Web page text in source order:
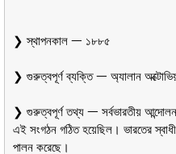
❯ স্থাপনকাল ᅳ ১৮৮৫
❯ গুরুত্বপূর্ণ ব্যক্তি ᅳ অ্যালান
❯ গুরুত্বপূর্ণ তথ্য ᅳ সর্বভারতীয়
এই সংগঠন গঠিত হয়েছিল। ভারতের
পালন করেছে।